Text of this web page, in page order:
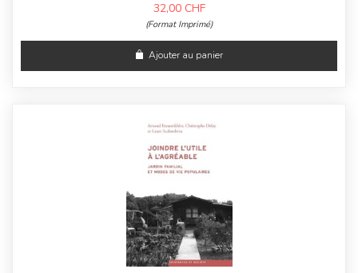
32,00 CHF
(Format Imprimé)
Ajouter au panier